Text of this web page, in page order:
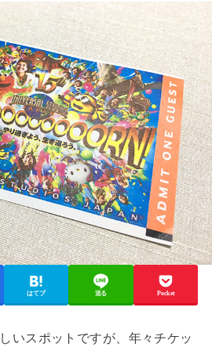
はてブ 送る Pocket
いスポットですが、年々チケッ